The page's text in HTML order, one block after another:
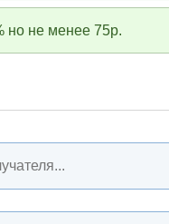
но не менее 75р.